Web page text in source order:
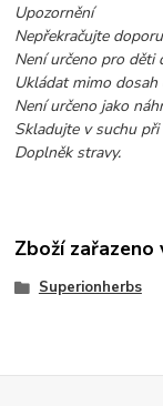
Upozornění
Nepřekračujte
Není určeno pro děti
Ukládat mimo dosah
Není určeno jako
Skladujte v suchu
Doplněk stravy.
Zboží
Superionherbs